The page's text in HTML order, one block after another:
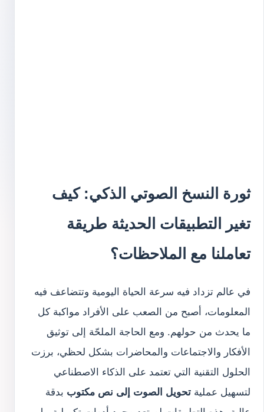
ثورة النسخ الصوتي الذكي: كيف
تغير التطبيقات الحديثة طريقة
تعاملنا مع الملاحظات؟
في عالم تزداد فيه سرعة الحياة اليومية وتتضاعف فيه
المعلومات، أصبح من الصعب على الأفراد مواكبة كل
ما يحدث من حولهم. ومع الحاجة الملحّة إلى توثيق
الأفكار والاجتماعات والمحاضرات بشكل لحظي، برزت
الحلول التقنية التي تعتمد على الذكاء الاصطناعي
لتسهيل عملية تحويل الصوت إلى نص مكتوب بدقة